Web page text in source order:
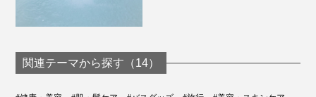
関連テーマから探す（14）